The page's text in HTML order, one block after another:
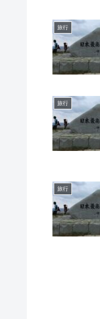
旅行
旅行
旅行